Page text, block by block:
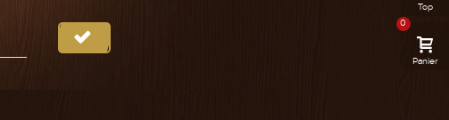
Top
Panier
0